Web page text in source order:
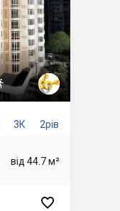
3К 2рів
від 44.7 м²
